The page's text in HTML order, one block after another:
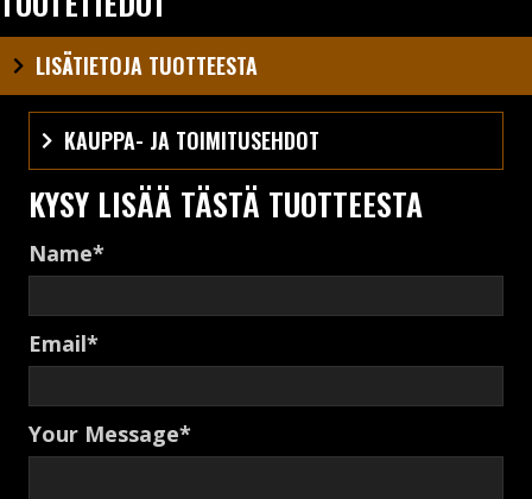
LISÄTIETOJA TUOTTEESTA
KAUPPA- JA TOIMITUSEHDOT
KYSY LISÄÄ TÄSTÄ TUOTTEESTA
Name
Email
Your Message